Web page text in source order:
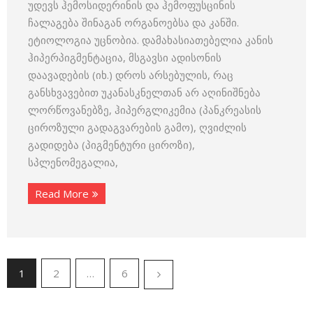
უდევს ჰემოსიდერინის და ჰემოფუსცინის
ჩალაგება შინაგან ორგანოებსა და კანში.
ეტიოლოგია უცნობია. დამახასიათებელია კანის
ჰიპერპიგმენტაცია, მსგავსი ადისონის
დაავადების (იხ.) დროს არსებულის, რაც
განსხვავებით უკანასკნელთან არ აღინიშნება
ლორწოვანებზე, ჰიპერგლიკემია (პანკრეასის
ციროზული გადაგვარების გამო), ღვიძლის
გადიდება (პიგმენტური ციროზი),
სპლენომეგალია,
Read More
1 2 … 6